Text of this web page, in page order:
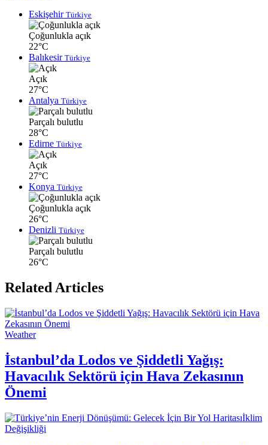
Eskişehir Türkiye
Çoğunlukla açık
22°C
Balıkesir Türkiye
Açık
27°C
Antalya Türkiye
Parçalı bulutlu
28°C
Edirne Türkiye
Açık
27°C
Konya Türkiye
Çoğunlukla açık
26°C
Denizli Türkiye
Parçalı bulutlu
26°C
Related Articles
Weather
İstanbul’da Lodos ve Şiddetli Yağış:
Havacılık Sektörü için Hava Zekasının
Önemi
İklim
Değişikliği